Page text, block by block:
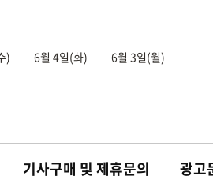
) 6월 4일(화) 6월 3일(월)
기사구매 및 제휴문의 광고